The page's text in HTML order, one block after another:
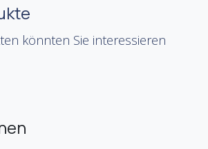
könnten Sie interessieren